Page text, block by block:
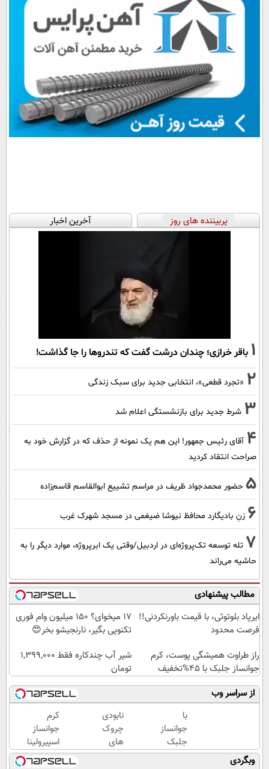
پربیننده های روز آخرین اخبار
1 باقر خرازی؛ چندان درشت گفت که تندروها را جا گذاشت!
2 «تجرد قطعی»، انتخابی جدید برای سبک زندگی
3 شرط جدید برای بازنشستگی اعلام شد
4 آقای رئیس جمهور! این هم یک نمونه از حذف که در گزارش خود به
صراحت انتقاد کردید
5 حضور محمدجواد ظریف در مراسم تشییع ابوالقاسم قاسم‌زاده
6 زنِ بادیگارد محافظ نیوشا ضیغمی در مسجد شهرک غرب
7 تله توسعه تک‌پروژه‌ای در اردبیل/وقتی یک ابرپروژه، موارد دیگر را به
حاشیه می‌راند
مطالب پیشنهادی
ایرپاد بلوتوثی، با قیمت باورنکردنی!!
فرصت محدود
17 میخوای؟ 150 میلیون وام فوری
تکنوپی بگیر، نارنجیشو بخر😍
راز طراوت همیشگی پوست، کرم
جوانساز جلبک با 45%تخفیف
شیر آب چندکاره فقط 1,399,000
تومان
از سراسر وب
با
جوانساز
جلبک
عید
نابودی
چروک
های
سطحی
کرم
جوانساز
اسپیرولینا
وبگردی